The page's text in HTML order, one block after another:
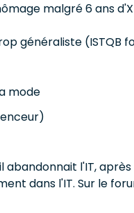
malgré 6 ans
généraliste (ISTQB
mode
abandonnait l'IT,
dans l'IT. Sur le